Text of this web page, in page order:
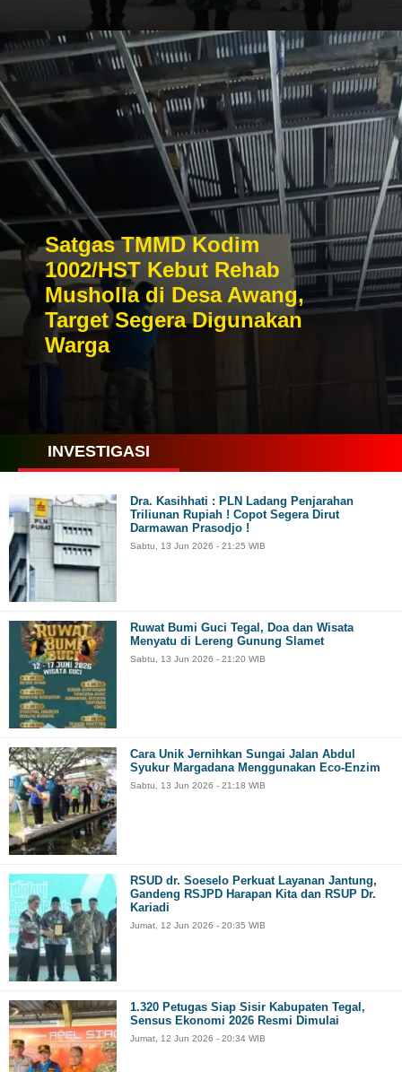
Satgas TMMD Kodim
1002/HST Kebut Rehab
Musholla di Desa Awang,
Target Segera Digunakan
Warga
INVESTIGASI
Dra. Kasihhati : PLN Ladang Penjarahan
Triliunan Rupiah ! Copot Segera Dirut
Darmawan Prasodjo !
Sabtu, 13 Jun 2026 - 21:25 WIB
Ruwat Bumi Guci Tegal, Doa dan Wisata
Menyatu di Lereng Gunung Slamet
Sabtu, 13 Jun 2026 - 21:20 WIB
Cara Unik Jernihkan Sungai Jalan Abdul
Syukur Margadana Menggunakan Eco-Enzim
Sabtu, 13 Jun 2026 - 21:18 WIB
RSUD dr. Soeselo Perkuat Layanan Jantung,
Gandeng RSJPD Harapan Kita dan RSUP Dr.
Kariadi
Jumat, 12 Jun 2026 - 20:35 WIB
1.320 Petugas Siap Sisir Kabupaten Tegal,
Sensus Ekonomi 2026 Resmi Dimulai
Jumat, 12 Jun 2026 - 20:34 WIB